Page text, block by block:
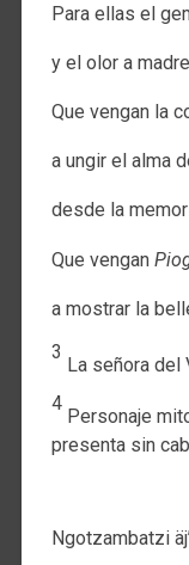
Para ellas el
y el olor a
Que vengan la
a ungir el alma
desde la
Que vengan
a mostrar la
3
La señora del
4
Personaje
presenta sin
Ngotzambatzi